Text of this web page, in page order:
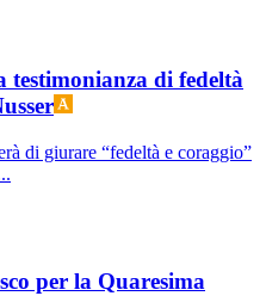
di fedeltà
di giurare “fedeltà e coraggio”
per la Quaresima